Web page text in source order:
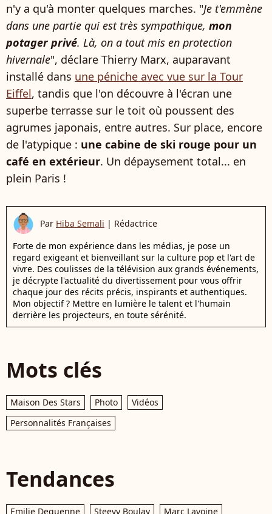
n'y a qu'à monter quelques marches. "Je t'emmène
dans une partie qui est très sympathique, mon
potager privé. Là, on a tout mis en protection
hivernale", déclare Thierry Marx, auparavant
installé dans une péniche avec vue sur la Tour
Eiffel, tandis que l'on découvre à l'écran une
superbe terrasse sur le toit où poussent des
agrumes japonais, entre autres. Sur place, encore
de l'atypique : une cabine de ski rouge pour un
café en extérieur. Un dépaysement total... en
plein Paris !
Par Hiba Semali | Rédactrice
Forte de mon expérience dans les médias, je pose un
regard exigeant et bienveillant sur la culture pop et l'art de
vivre. Des coulisses de la télévision aux grands événements,
je décrypte l'actualité du divertissement pour vous offrir
chaque jour des récits précis, inspirants et authentiques.
Mon objectif ? Mettre en lumière le talent et l'humain
derrière les projecteurs, en toute sérénité.
Mots clés
Maison Des Stars Photo
Vidéos
Personnalités Françaises
Tendances
Emilie Dequenne Steevy Boulay
Marc Lavoine